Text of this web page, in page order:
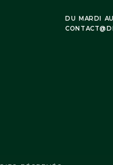
DU MARDI